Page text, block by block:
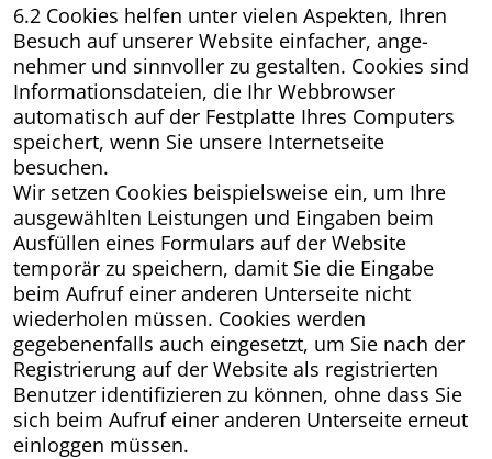
6.2 Cookies helfen unter vielen Aspekten, Ihren
Besuch auf unserer Website einfacher, ange-
nehmer und sinnvoller zu gestalten. Cookies sind
Informationsdateien, die Ihr Webbrowser
automatisch auf der Festplatte Ihres Computers
speichert, wenn Sie unsere Internetseite
besuchen.
Wir setzen Cookies beispielsweise ein, um Ihre
ausgewählten Leistungen und Eingaben beim
Ausfüllen eines Formulars auf der Website
temporär zu speichern, damit Sie die Eingabe
beim Aufruf einer anderen Unterseite nicht
wiederholen müssen. Cookies werden
gegebenenfalls auch eingesetzt, um Sie nach der
Registrierung auf der Website als registrierten
Benutzer identifizieren zu können, ohne dass Sie
sich beim Aufruf einer anderen Unterseite erneut
einloggen müssen.